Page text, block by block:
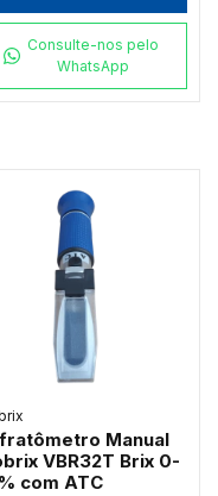
Consulte-nos pelo
WhatsApp
Manual
VBR32T Brix 0-
com ATC